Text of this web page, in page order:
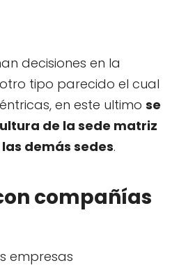
decisiones en la
tipo parecido el cual
en este ultimo se
de la sede matriz
demás sedes.
compañías
empresas